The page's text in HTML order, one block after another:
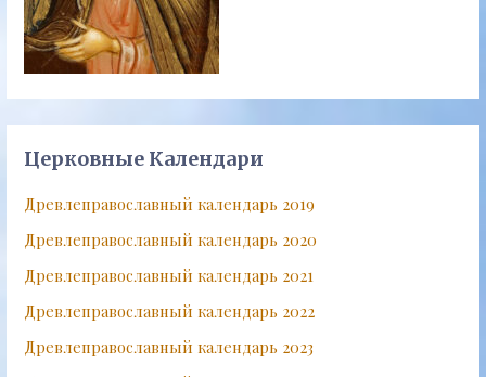
Церковные Календари
Древлеправославный календарь 2019
Древлеправославный календарь 2020
Древлеправославный календарь 2021
Древлеправославный календарь 2022
Древлеправославный календарь 2023